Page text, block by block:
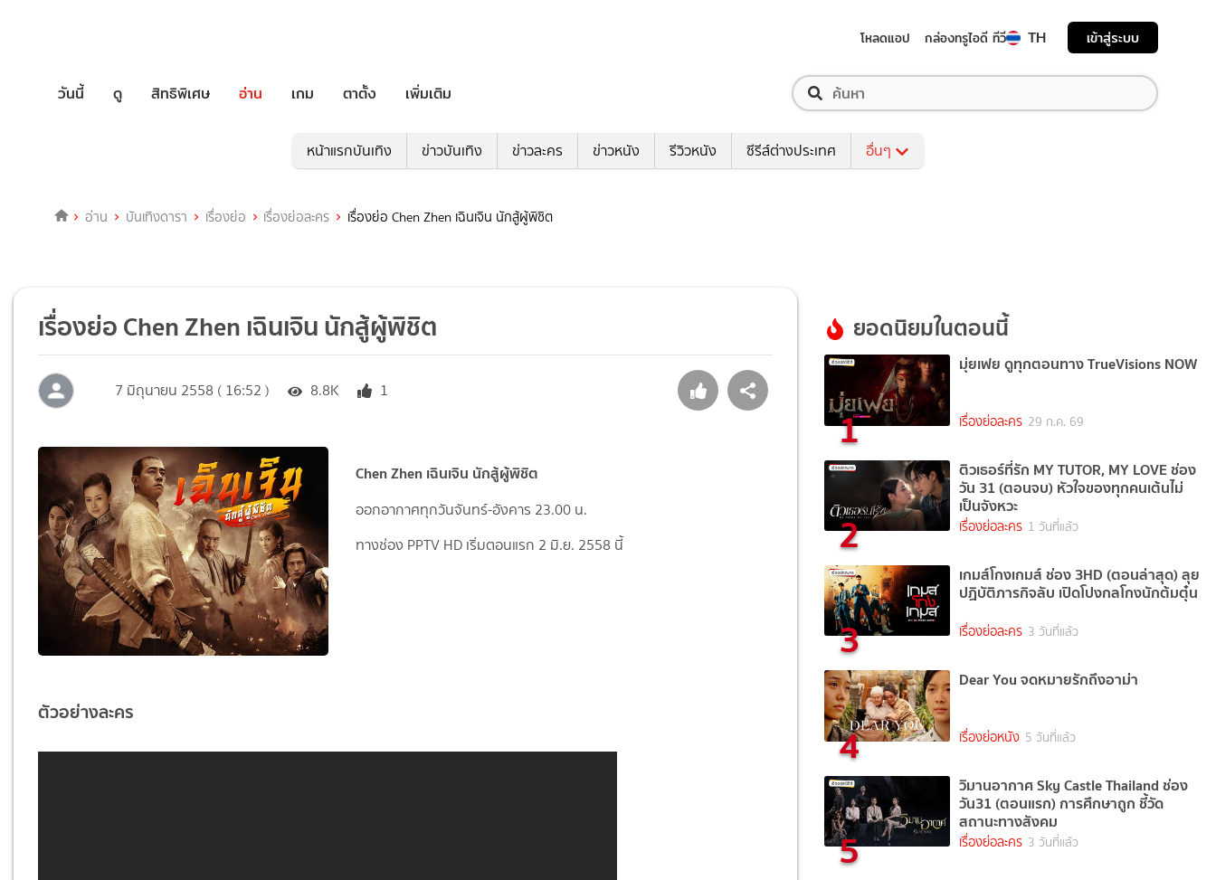
โหลดแอป กล่องทรูไอดี ทีวี TH เข้าสู่ระบบ
วันนี้ ดู สิทธิพิเศษ อ่าน เกม ตาตั้ง เพิ่มเติม
หน้าแรกบันเทิง ข่าวบันเทิง ข่าวละคร ข่าวหนัง รีวิวหนัง ซีรีส์ต่างประเทศ อื่นๆ
อ่าน บันเทิงดารา เรื่องย่อ เรื่องย่อละคร เรื่องย่อ Chen Zhen เฉินเจิน นักสู้ผู้พิชิต
เรื่องย่อ Chen Zhen เฉินเจิน นักสู้ผู้พิชิต
7 มิถุนายน 2558 ( 16:52 ) 8.8K 1
Chen Zhen เฉินเจิน นักสู้ผู้พิชิต
ออกอากาศทุกวันจันทร์-อังคาร 23.00 น.
ทางช่อง PPTV HD เริ่มตอนแรก 2 มิ.ย. 2558 นี้
ตัวอย่างละคร
ยอดนิยมในตอนนี้
1
มุ่ยเฟย ดูทุกตอนทาง TrueVisions NOW
เรื่องย่อละคร 29 ก.ค. 69
2
ติวเธอร์ที่รัก MY TUTOR, MY LOVE ช่อง
วัน 31 (ตอนจบ) หัวใจของทุกคนเต้นไม่
เป็นจังหวะ
เรื่องย่อละคร 1 วันที่แล้ว
3
เกมส์โกงเกมส์ ช่อง 3HD (ตอนล่าสุด) ลุย
ปฏิบัติภารกิจลับ เปิดโปงกลโกงนักต้มตุ๋น
เรื่องย่อละคร 3 วันที่แล้ว
4
Dear You จดหมายรักถึงอาม่า
เรื่องย่อหนัง 5 วันที่แล้ว
5
วิมานอากาศ Sky Castle Thailand ช่อง
วัน31 (ตอนแรก) การศึกษาถูก ชี้วัด
สถานะทางสังคม
เรื่องย่อละคร 3 วันที่แล้ว